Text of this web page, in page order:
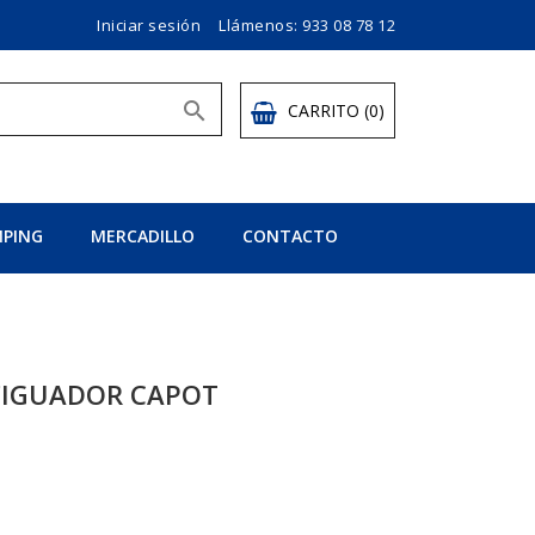
Iniciar sesión Llámenos: 933 08 78 12
CARRITO (0)

MERCADILLO CONTACTO
CAPOT